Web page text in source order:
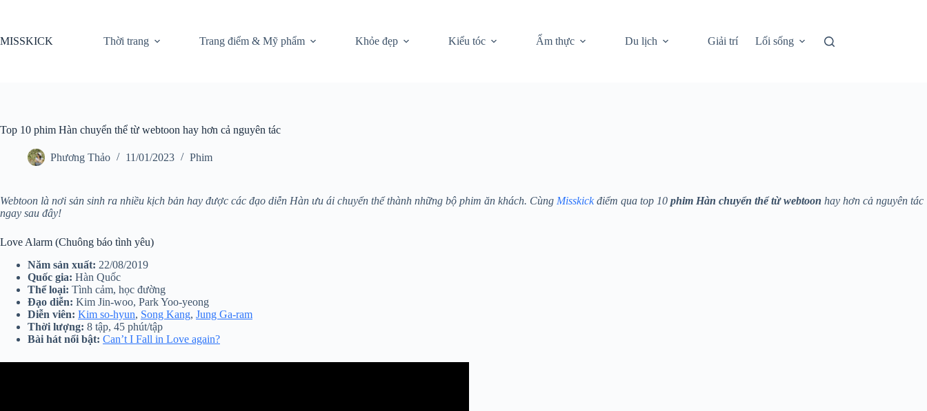
nội
MISSKICK Thời trang Trang điểm & Mỹ phẩm Khỏe đẹp Kiểu tóc Ẩm thực Du lịch Giải trí Lối sống
Top 10 phim Hàn chuyển thể từ webtoon hay hơn cả nguyên tác
Phương Thảo 11/01/2023 Phim
Webtoon là nơi sản sinh ra nhiều kịch bản hay được các đạo diễn Hàn ưu ái chuyển thể thành những bộ phim ăn khách. Cùng Misskickđiểm qua top 10 phim Hàn chuyển thể từ webtoon hay hơn cả nguyên tác
ngay sau đây!
Love Alarm (Chuông báo tình yêu)
Năm sản xuất: 22/08/2019
Quốc gia: Hàn Quốc
Thể loại: Tình cảm, học đường
Đạo diễn: Kim Jin-woo, Park Yoo-yeong
Diễn viên: Kim so-hyun, Song Kang, Jung Ga-ram
Thời lượng: 8 tập, 45 phút/tập
Bài hát nổi bật: Can’t I Fall in Love again?